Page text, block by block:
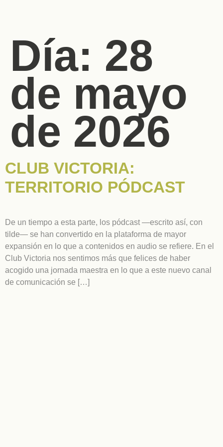
Día: 28
de mayo
de 2026
CLUB VICTORIA:
TERRITORIO PÓDCAST
De un tiempo a esta parte, los pódcast —escrito así, con
tilde— se han convertido en la plataforma de mayor
expansión en lo que a contenidos en audio se refiere. En el
Club Victoria nos sentimos más que felices de haber
acogido una jornada maestra en lo que a este nuevo canal
de comunicación se […]